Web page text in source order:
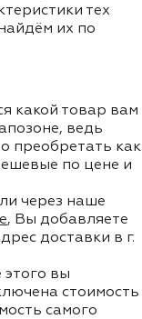
тех
их по
какой товар вам
ведь
преобретать как
по цене и
через наше
, Вы добавляете
доставки в г.
вы
стоимость
самого